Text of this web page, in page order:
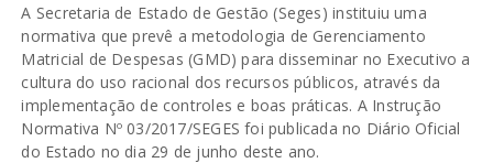
A Secretaria de Estado de Gestão (Seges) instituiu uma
normativa que prevê a metodologia de Gerenciamento
Matricial de Despesas (GMD) para disseminar no Executivo a
cultura do uso racional dos recursos públicos, através da
implementação de controles e boas práticas. A Instrução
Normativa Nº 03/2017/SEGES foi publicada no Diário Oficial
do Estado no dia 29 de junho deste ano.